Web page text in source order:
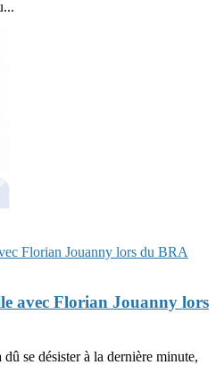
avec Florian Jouanny lors
se désister à la dernière minute,